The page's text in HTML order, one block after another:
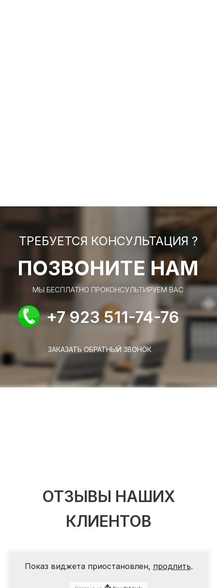
ТРЕБУЕТСЯ КОНСУЛЬТАЦИЯ ?
ПОЗВОНИТЕ НАМ
МЫ БЕСПЛАТНО ПРОКОНСУЛЬТИРУЕМ ВАС
+7 923 511-74-76
ЗАКАЗАТЬ ОБРАТНЫЙ ЗВОНОК
ОТЗЫВЫ НАШИХ
КЛИЕНТОВ
Показ виджета приостановлен, продлить.